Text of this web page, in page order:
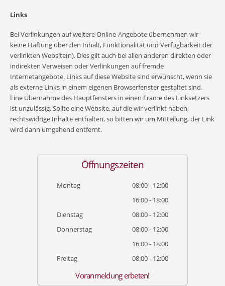
Links
Bei Verlinkungen auf weitere Online-Angebote übernehmen wir
keine Haftung über den Inhalt, Funktionalität und Verfügbarkeit der
verlinkten Website(n). Dies gilt auch bei allen anderen direkten oder
indirekten Verweisen oder Verlinkungen auf fremde
Internetangebote. Links auf diese Website sind erwünscht, wenn sie
als externe Links in einem eigenen Browserfenster gestaltet sind.
Eine Übernahme des Hauptfensters in einen Frame des Linksetzers
ist unzulässig. Sollte eine Website, auf die wir verlinkt haben,
rechtswidrige Inhalte enthalten, so bitten wir um Mitteilung, der Link
wird dann umgehend entfernt.
Öffnungszeiten
Montag
08:00 - 12:00
16:00 - 18:00
Dienstag
08:00 - 12:00
Donnerstag
08:00 - 12:00
16:00 - 18:00
Freitag
08:00 - 12:00
Voranmeldung erbeten!